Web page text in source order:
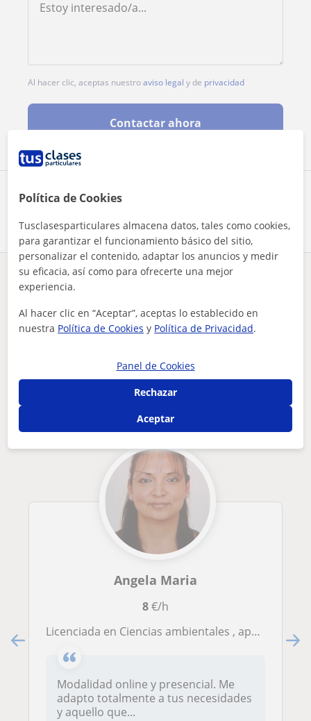
Comparte a este profesor
Al hacer clic, aceptas nuestroaviso legal y de privacidad
Contactar ahora
¿Hay algún error en este perfil? Cuéntanos
Tus clases particulares Ciencias Ambientales
Granada
Cúllar
profesor de ciencias con experiencia, apasionado del conocim...
Otros profesores de Ciencias
Ambientales en Cúllar que pueden
Angela Maria
8€/h
Licenciada en Ciencias ambientales , apasionada por la educación ofrece clases particulares en matemáticas, sociales y Naturales a estudiantes de primaria.
Modalidad online y presencial. Me
adapto totalmente a tus necesidades
y aquello que...
Política de Cookies
Tusclasesparticulares almacena datos, tales como cookies,
para garantizar el funcionamiento básico del sitio,
personalizar el contenido, adaptar los anuncios y medir
su eficacia, así como para ofrecerte una mejor
experiencia.
Al hacer clic en “Aceptar”, aceptas lo establecido en
nuestra Política de Cookies y Política de Privacidad.
Panel de Cookies
Rechazar
Aceptar